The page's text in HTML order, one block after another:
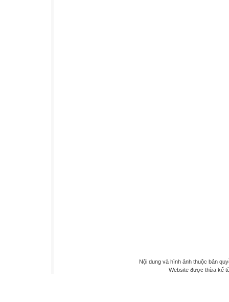
Nội dung và hình ảnh thuộc bản
Website được thừa kế